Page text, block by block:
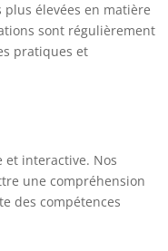
élevées en matière
sont régulièrement
pratiques et
et interactive. Nos
une compréhension
des compétences